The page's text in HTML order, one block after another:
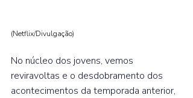
(Netflix/Divulgação)
No núcleo dos jovens, vemos
reviravoltas e o desdobramento dos
acontecimentos da temporada anterior,